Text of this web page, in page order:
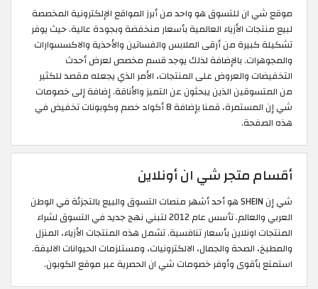
موقع شي ان للتسوق هو واحد من أبرز المواقع الإلكترونية المخصصة
لبيع منتجات الأزياء العالمية بأسعار منخفضة وبجودة عالية. حيث يوفر
تشكيلة كبيرة من أرقى الملابس والفساتين والأحذية والاكسسوارات
والمجوهرات. بالإضافة لذلك يوجد قسم مخصص لعرض أحدث
التخفيضات والعروض على المنتجات، الأمر الذي يجعله مقصد للكثير
من المتسوقين الذين يبحثون عن التميز والأناقة. إضافة إلى خصومات
شي إن المستمرة، قمنا بإضافة 8 أكواد خصم وكوبونات تخفيض في
هذه الصفحة.
أقسام متجر شي ان أونلاين
شي إن SHEIN هو أحد أشهر منصات التسوق والبيع بالتجزئة في الوطن
العربي والعالم. تأسس عام 2012 لتبني نهج جديد في التسوق لشراء
المنتجات اونلاين بأسعار تنافسية. تشمل هذه المنتجات الأزياء، المنزل
والمطبخ، الصحة والجمال، الالكترونيات، ومستلزمات الحيوانات الاليفة.
استمتع بأقوى وأوفر خصومات شي ان الحصرية عبر موقع الكوبون.